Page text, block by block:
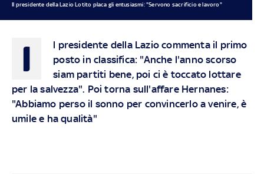
Il presidente della Lazio Lotito placa gli entusiasmi: "Servono sacrificio e lavoro"
I
l presidente della Lazio commenta il primo
posto in classifica: "Anche l'anno scorso
siam partiti bene, poi ci è toccato lottare
per la salvezza". Poi torna sull'affare Hernanes:
"Abbiamo perso il sonno per convincerlo a venire, è
umile e ha qualità"